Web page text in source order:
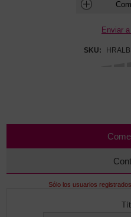
SKU:
Sólo los usuarios